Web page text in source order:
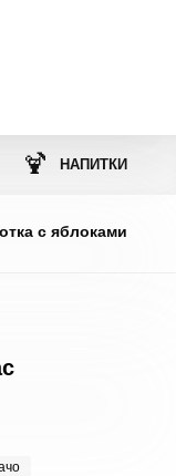
🍹 НАПИТКИ
с яблоками